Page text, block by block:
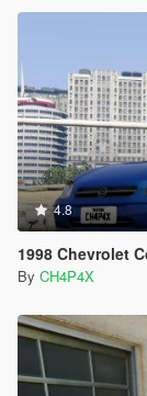
4.8
1998 Chevrolet
By CH4P4X